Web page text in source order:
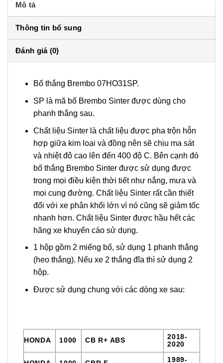
Mô tả
Thông tin bổ sung
Đánh giá (0)
Bố thắng Brembo 07HO31SP.
SP là mã bố Brembo Sinter được dùng cho
phanh thắng sau.
Chất liệu Sinter là chất liệu được pha trộn hỗn
hợp giữa kim loại và đồng nên sẽ chịu ma sát
và nhiệt đô cao lên đến 400 độ C. Bên cạnh đó
bố thắng Brembo Sinter được sử dụng được
trong mọi điều kiện thời tiết như nắng, mưa và
mọi cung đường. Chất liệu Sinter rất cần thiết
đối với xe phân khối lớn vì nó cũng sẽ giảm tốc
nhanh hơn. Chất liệu Sinter được hầu hết các
hãng xe khuyến cáo sử dụng.
1 hộp gồm 2 miếng bố, sử dụng 1 phanh thắng
(heo thắng). Nếu xe 2 thắng đĩa thì sử dụng 2
hộp.
Được sử dụng chung với các dòng xe sau:
HONDA 1000 CB R+ ABS
2018-
2020
1989-